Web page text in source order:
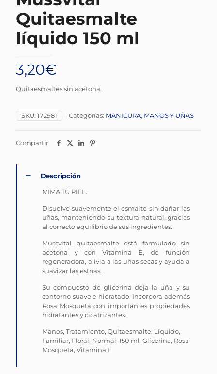
Quitaesmalte
líquido 150 ml
3,20€
Quitaesmaltes sin acetona.
SKU: 172981 Categorías: MANICURA, MANOS Y UÑAS
Compartir
Descripción
MIMA TU PIEL.
Disuelve suavemente el esmalte sin dañar las
uñas, manteniendo su textura natural, gracias
al correcto equilibrio de sus ingredientes.
Mussvital quitaesmalte está formulado sin
acetona y con Vitamina E, de función
regeneradora, alivia a las uñas secas y ayuda a
suavizar las estrías.
Su compuesto de glicerina deja la uña y su
contorno suave e hidratado. Incorpora además
Rosa Mosqueta con importantes propiedades
hidratantes y cicatrizantes.
Manos, Tratamiento, Quitaesmalte, Líquido,
Familiar, Floral, Normal, 150 ml, Glicerina, Rosa
Mosqueta, Vitamina E